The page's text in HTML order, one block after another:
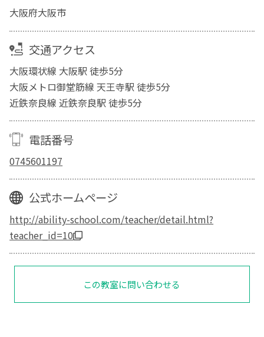
大阪府大阪市
交通アクセス
大阪環状線 大阪駅 徒歩5分
大阪メトロ御堂筋線 天王寺駅 徒歩5分
近鉄奈良線 近鉄奈良駅 徒歩5分
電話番号
0745601197
公式ホームページ
http://ability-school.com/teacher/detail.html?
teacher_id=10
この教室に問い合わせる